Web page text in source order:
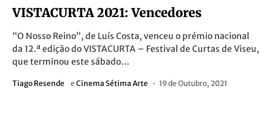
VISTACURTA 2021: Vencedores
“O Nosso Reino”, de Luís Costa, venceu o prémio nacional
da 12.ª edição do VISTACURTA – Festival de Curtas de Viseu,
que terminou este sábado…
Tiago Resende e Cinema Sétima Arte 19 de Outubro, 2021